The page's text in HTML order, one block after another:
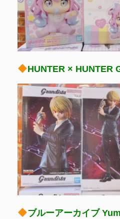
HUNTER × HUNTER
ブルーアーカイブ